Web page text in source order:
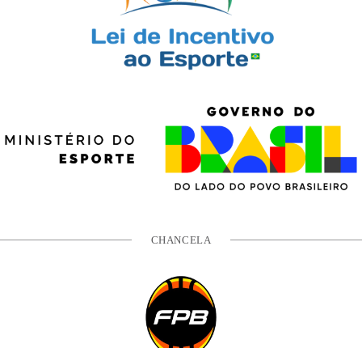
CHANCELA